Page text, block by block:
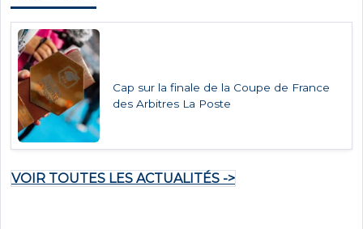
Cap sur la finale de la Coupe de France
des Arbitres La Poste
VOIR TOUTES LES ACTUALITÉS ->